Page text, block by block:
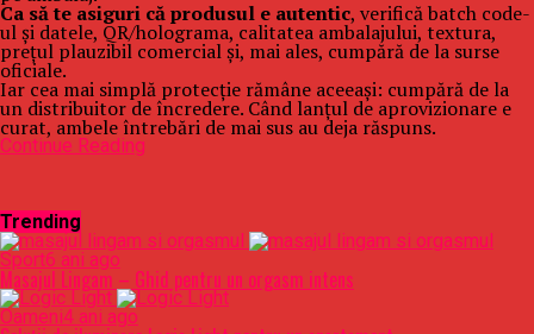
Ca să te asiguri că produsul e autentic, verifică batch code-
ul și datele, QR/holograma, calitatea ambalajului, textura,
prețul plauzibil comercial și, mai ales, cumpără de la surse
oficiale.
Iar cea mai simplă protecție rămâne aceeași: cumpără de la
un distribuitor de încredere. Când lanțul de aprovizionare e
curat, ambele întrebări de mai sus au deja răspuns.
Continue Reading
Trending
Sport6 ani ago
Masajul Lingam – Ghid pentru un orgasm intens
Oameni4 ani ago